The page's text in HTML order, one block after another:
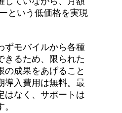
という低価格を実現
ずモバイルから各種
きるため、限られた
の成果をあげること
導入費用は無料。最
はなく、サポートは